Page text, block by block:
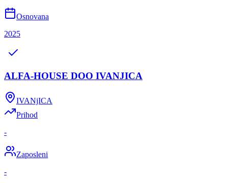
Osnovana
2025
ALFA-HOUSE DOO IVANJICA
IVANjICA
Prihod
-
Zaposleni
-